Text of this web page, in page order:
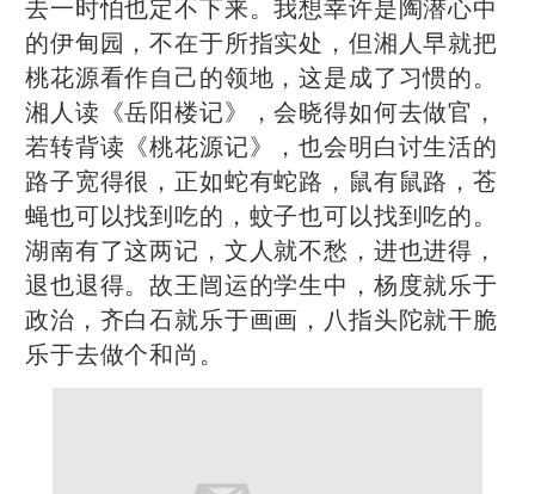
的伊甸园，不在于所指实处，但湘人早就把
桃花源看作自己的领地，这是成了习惯的。
湘人读《岳阳楼记》，会晓得如何去做官，
若转背读《桃花源记》，也会明白讨生活的
路子宽得很，正如蛇有蛇路，鼠有鼠路，苍
蝇也可以找到吃的，蚊子也可以找到吃的。
湖南有了这两记，文人就不愁，进也进得，
退也退得。故王闿运的学生中，杨度就乐于
政治，齐白石就乐于画画，八指头陀就干脆
乐于去做个和尚。